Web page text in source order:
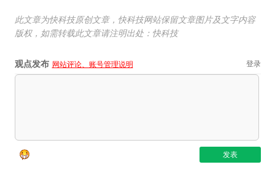
此文章为快科技原创文章，快科技网站保留文章图片及文字内容
版权，如需转载此文章请注明出处：快科技
观点发布 网站评论、账号管理说明 登录